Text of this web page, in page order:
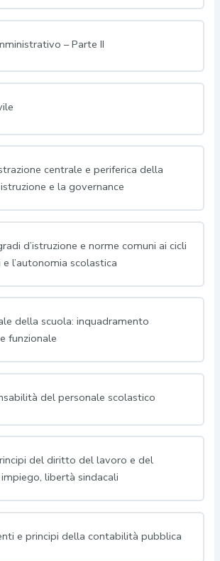
– Parte II
centrale e periferica della
e la governance
d’istruzione e norme comuni ai cicli
l’autonomia scolastica
della scuola: inquadramento
funzionale
del personale scolastico
del diritto del lavoro e del
libertà sindacali
e principi della contabilità pubblica